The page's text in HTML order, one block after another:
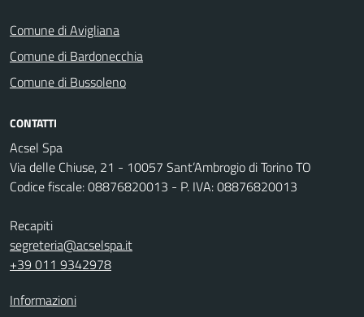
Comune di Avigliana
Comune di Bardonecchia
Comune di Bussoleno
CONTATTI
Acsel Spa
Via delle Chiuse, 21 - 10057 Sant’Ambrogio di Torino TO
Codice fiscale: 08876820013 - P. IVA: 08876820013
Recapiti
segreteria@acselspa.it
+39 011 9342978
Informazioni